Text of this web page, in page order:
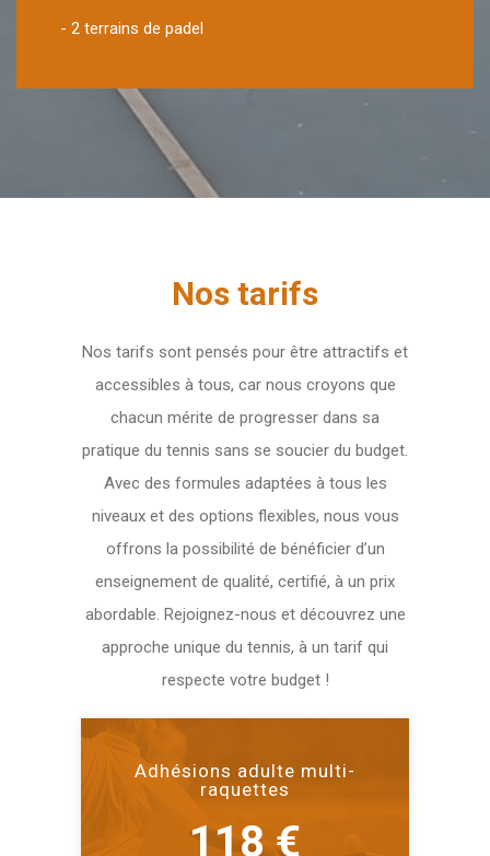
- 2 terrains de padel
Nos tarifs
Nos tarifs sont pensés pour être attractifs et
accessibles à tous, car nous croyons que
chacun mérite de progresser dans sa
pratique du tennis sans se soucier du budget.
Avec des formules adaptées à tous les
niveaux et des options flexibles, nous vous
offrons la possibilité de bénéficier d’un
enseignement de qualité, certifié, à un prix
abordable. Rejoignez-nous et découvrez une
approche unique du tennis, à un tarif qui
respecte votre budget !
Adhésions adulte multi-
raquettes
118 €